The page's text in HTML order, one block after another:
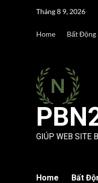
Tháng 8 9, 2026
Home Bất Động
GIÚP WEB SITE
Home Bất